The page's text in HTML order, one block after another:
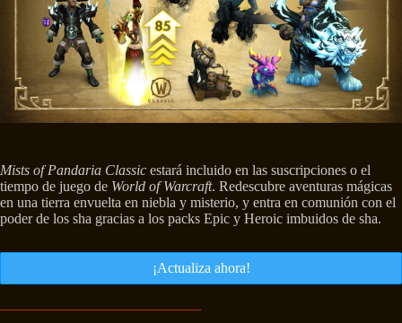
Mists of Pandaria Classic estará incluido en las suscripciones o el
tiempo de juego de World of Warcraft. Redescubre aventuras mágicas
en una tierra envuelta en niebla y misterio, y entra en comunión con el
poder de los sha gracias a los packs Epic y Heroic imbuidos de sha.
¡Actualiza ahora!